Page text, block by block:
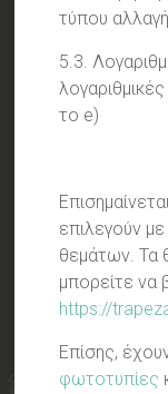
τύπου
5.3.
το e)
επιλεγούν
θεμάτων. Τα
μπορείτε να
https://
Επίσης,
φωτοτυπίες